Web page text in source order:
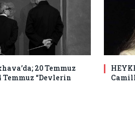
20 Temmuz
Temmuz “Devlerin